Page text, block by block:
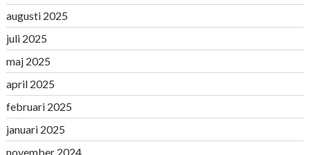
augusti 2025
juli 2025
maj 2025
april 2025
februari 2025
januari 2025
november 2024